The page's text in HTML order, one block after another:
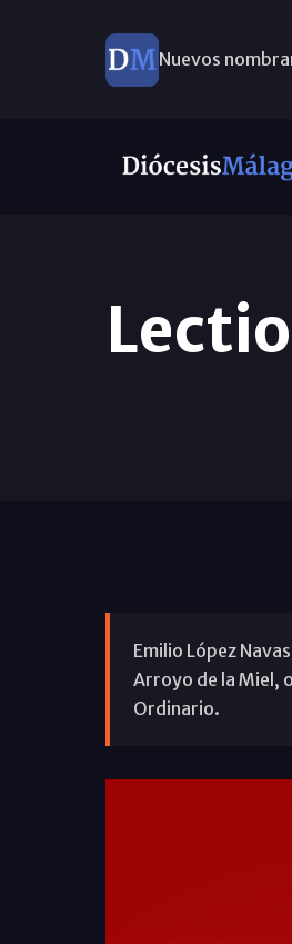
Nuevos
Emilio López
Arroyo de la Miel,
Ordinario.